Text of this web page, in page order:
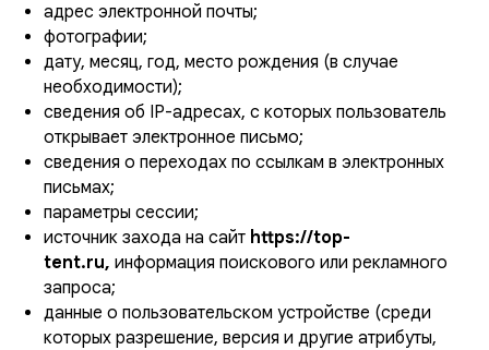
адрес электронной почты;
фотографии;
дату, месяц, год, место рождения (в случае
необходимости);
сведения об IP-адресах, с которых пользователь
открывает электронное письмо;
сведения о переходах по ссылкам в электронных
письмах;
параметры сессии;
источник захода на сайт https://top-
tent.ru, информация поискового или рекламного
запроса;
данные о пользовательском устройстве (среди
которых разрешение, версия и другие атрибуты,